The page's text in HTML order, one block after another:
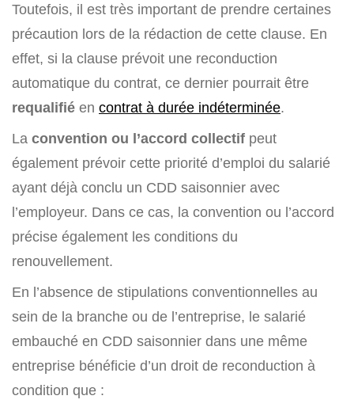
Toutefois, il est très important de prendre certaines
précaution lors de la rédaction de cette clause. En
effet, si la clause prévoit une reconduction
automatique du contrat, ce dernier pourrait être
requalifié en contrat à durée indéterminée.
La convention ou l’accord collectif peut
également prévoir cette priorité d’emploi du salarié
ayant déjà conclu un CDD saisonnier avec
l’employeur. Dans ce cas, la convention ou l’accord
précise également les conditions du
renouvellement.
En l’absence de stipulations conventionnelles au
sein de la branche ou de l’entreprise, le salarié
embauché en CDD saisonnier dans une même
entreprise bénéficie d’un droit de reconduction à
condition que :